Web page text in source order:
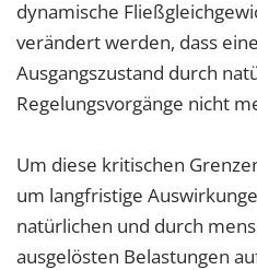
dynamische
verändert werden, dass
Ausgangszustand durch
Regelungsvorgänge nicht
Um diese kritischen
um langfristige
natürlichen und durch
ausgelösten Belastungen